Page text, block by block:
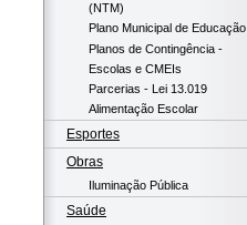
(NTM)
Plano Municipal de Educação
Planos de Contingência -
Escolas e CMEIs
Parcerias - Lei 13.019
Alimentação Escolar
Esportes
Obras
Iluminação Pública
Saúde